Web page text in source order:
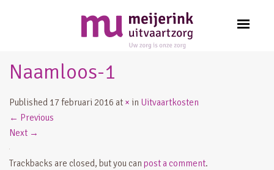
Naamloos-1
Published 17 februari 2016 at × in Uitvaartkosten
← Previous
Next →
Trackbacks are closed, but you can post a comment.